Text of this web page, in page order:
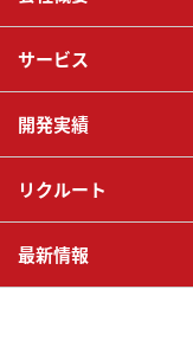
サービス
開発実績
リクルート
最新情報